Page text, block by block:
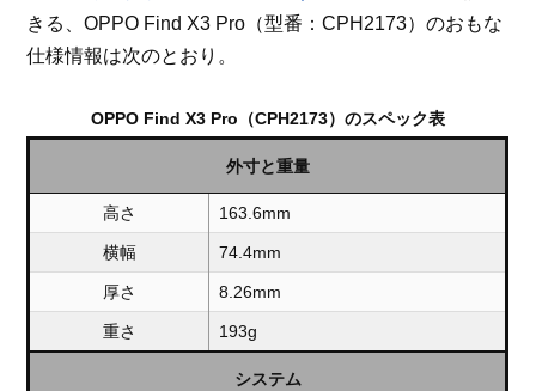
きる、OPPO Find X3 Pro（型番：CPH2173）のおもな
仕様情報は次のとおり。
OPPO Find X3 Pro（CPH2173）のスペック表
外寸と重量
高さ 163.6mm
横幅 74.4mm
厚さ 8.26mm
重さ 193g
システム